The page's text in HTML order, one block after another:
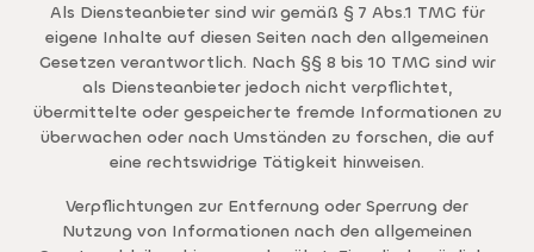
Als Diensteanbieter sind wir gemäß § 7 Abs.1 TMG für
eigene Inhalte auf diesen Seiten nach den allgemeinen
Gesetzen verantwortlich. Nach §§ 8 bis 10 TMG sind wir
als Diensteanbieter jedoch nicht verpflichtet,
übermittelte oder gespeicherte fremde Informationen zu
überwachen oder nach Umständen zu forschen, die auf
eine rechtswidrige Tätigkeit hinweisen.
Verpflichtungen zur Entfernung oder Sperrung der
Nutzung von Informationen nach den allgemeinen